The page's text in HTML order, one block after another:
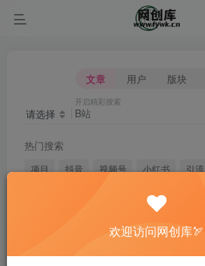
文章 用户 版块
请选择
开启精彩搜索
热门搜索
项目 抖音 视频号 小红书 引流
闲鱼
拼多多
欢迎访问网创库🏹